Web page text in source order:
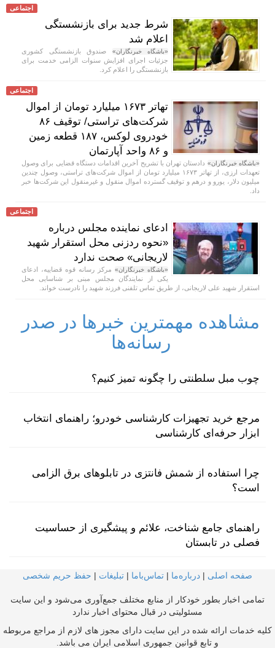
اجتماعی
شرط جدید برای بازنشستگی
اعلام شد
«باشگاه خبرنگاران» صندوق بازنشستگی کشوری
جزئیات اجرای افزایش سنوات الزامی خدمت برای
بازنشستگی را اعلام کرد.
اجتماعی
تهاتر ۱۶۷۳ میلیارد تومان از اموال
شرکت‌های تراستی/ توقیف ۸۶
خودروی لوکس، ۱۸۷ قطعه زمین
و ۸۶ واحد آپارتمان
«باشگاه خبرنگاران» دادستان تهران با تشریح آخرین اقدامات دستگاه قضایی برای وصول
تعهدات ارزی، از تهاتر ۱۶۷۳ میلیارد تومان از اموال شرکت‌های تراستی، وصول چندین
میلیون دلار، یورو و درهم و توقیف گسترده اموال منقول و غیرمنقول این شرکت‌ها خبر
داد.
اجتماعی
ادعای نماینده مجلس درباره
«نحوه ردزنی محل استقرار شهید
لاریجانی» صحت ندارد
«باشگاه خبرنگاران» مرکز رسانه قوه قضاییه، ادعای
یکی از نمایندگان مجلس مبنی بر شناسایی محل
استقرار شهید علی لاریجانی، از طریق تماس تلفنی فرزند شهید را نادرست خواند.
مشاهده مهمترین خبرها در صدر
رسانه‌ها
چوب مبل سلطنتی را چگونه تمیز کنیم؟
مرجع خرید تجهیزات کارشناسی خودرو؛ راهنمای انتخاب
ابزار حرفه‌ای کارشناسی
چرا استفاده از شمش فانتزی در تابلوهای برق الزامی
است؟
راهنمای جامع شناخت، علائم و پیشگیری از حساسیت
فصلی در تابستان
صفحه اصلی | درباره‌ما | تماس‌با‌ما | تبلیغات | حفظ حریم شخصی
تمامی اخبار بطور خودکار از منابع مختلف جمع‌آوری می‌شود و این سایت
مسئولیتی در قبال محتوای اخبار ندارد
کلیه خدمات ارائه شده در این سایت دارای مجوز های لازم از مراجع مربوطه
و تابع قوانین جمهوری اسلامی ایران می باشد.